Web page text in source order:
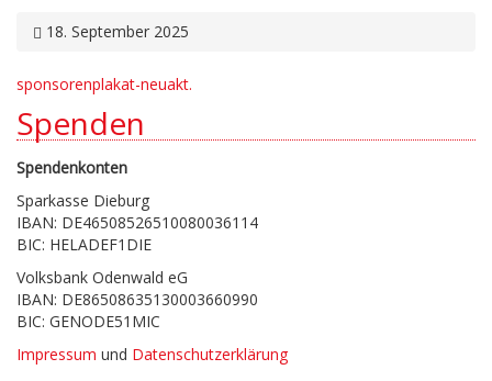
18. September 2025
sponsorenplakat-neuakt.
Spenden
Spendenkonten
Sparkasse Dieburg
IBAN: DE46508526510080036114
BIC: HELADEF1DIE
Volksbank Odenwald eG
IBAN: DE86508635130003660990
BIC: GENODE51MIC
Impressum und Datenschutzerklärung